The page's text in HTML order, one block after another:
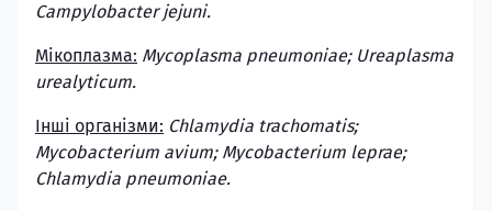
Campylobacter jejuni.
Мікоплазма: Mycoplasma pneumoniae; Ureaplasma
urealyticum.
Інші організми: Chlamydia trachomatis;
Mycobacterium avium; Mycobacterium leprae;
Chlamydia pneumoniae.